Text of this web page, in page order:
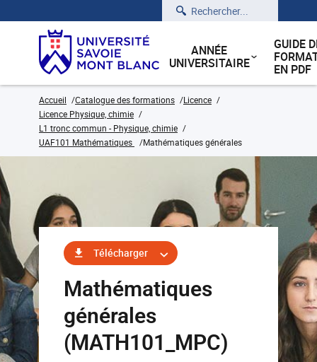
Rechercher
ANNÉE
UNIVERSITAIRE
GUIDE
EN PDF
Accueil Catalogue des formations
Licence
Licence Physique, chimie
L1 tronc commun - Physique, chimie
UAF101 Mathématiques
Mathématiques générales
Télécharger
Mathématiques
générales
(MATH101_MPC)